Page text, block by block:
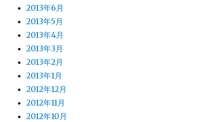
2013年6月
2013年5月
2013年4月
2013年3月
2013年2月
2013年1月
2012年12月
2012年11月
2012年10月